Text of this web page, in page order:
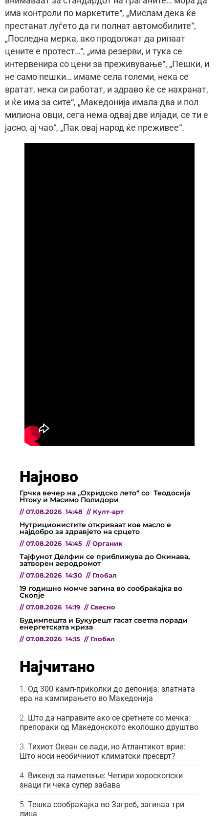
има контроли по маркетите“, „Мислам дека ќе
престанат луѓето да ги полнат автомобилите“,
„Последна мерка, ако продолжат да рипаат
цените е протест…“, „има резерви, и тука се
интервенира со цени за преживување“, „Пешки, и
не само пешки… имаме села големи, нека се
вратат, нека си работат, и здраво ќе се нахранат,
и ќе има за сите“, „Македонија имала два и пол
милиона овци, сега нема одвај две илјади, се ти е
јасно, ај чао“, „Пак овај народ ќе преживее“.
Најново
Грчка вечер на „Охридско лето“ со Теодосија
Нтоку и Масимо Полидори
// 07.08.2026 14:48 // Култ-арт
Нутриционистите откриваат кое масло е
најдобро за здравјето на срцето
// 07.08.2026 14:45 // Органик
Тајфунот Делфин се приближува до Окинава,
затворен аеродромот
// 07.08.2026 14:30 // Глобал
19 годишно момче загина во сообраќајка во
Скопје
// 07.08.2026 14:19 // Свесно
Будимпешта и Букурешт гасат светла поради
енергетската криза
// 07.08.2026 14:15 // Глобал
Најчитано
Од 300 камп-приколки до депонија: златната
ера на кампирањето во Македонија
Што да направите ако се сретнете со мечка:
препораки од Македонското еколошко друштво
Тихиот Океан се лади, но Атлантикот врие:
Што носи необичниот климатски пресврт?
Викенд за паметење: Четири хороскопски
знаци ги чека супер забава
Тешка сообраќајка во Загреб, загинаа три
лица